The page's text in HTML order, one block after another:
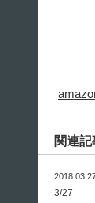
関連記
3/27